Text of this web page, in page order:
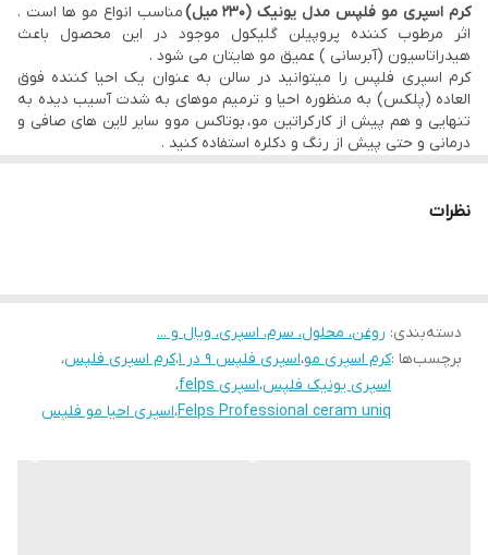
• ترمیم ساقه موها آسیب دیده
• جلوگریی از موخوره
• آماده سازی و بستر سازی مو جهت انجام کراتین
• آبرسانی و تغذیه مو با آمینو اسیدها
• حجم ۲۳۰ میلی لیتر
کرم اسپری مو فلپس مدل یونیک (230 میل)
مناسب انواع مو ها است .
اثر مرطوب کننده پروپیلن گلیکول موجود در این محصول باعث
هیدراتاسیون (آبرسانی ) عمیق مو هایتان می شود .
کرم اسپری فلپس را میتوانید در سالن به عنوان یک احیا کننده فوق
العاده (پلکس) به منظوره احیا و ترمیم موهای به شدت آسیب دیده به
تنهایی و هم پیش از کار کراتین مو ، بوتاکس مو و سایر لاین های صافی و
درمانی و حتی پیش از رنگ و دکلره استفاده کنید .
این محصول جهت احیا فوری و استفاده حرفه ای و سالنی تهیه شده و
نظرات
دسته‌بندی: روغن، محلول، سرم، اسپری، ویال و ...
برچسب‌ها :کرم اسپری مو،اسپری فلپس ۹ در ۱ ،کرم اسپری فلپس،
اسپری یونیک فلپس،اسپری felps
،
Felps Professional ceram uniq،اسپری احیا مو فلپس